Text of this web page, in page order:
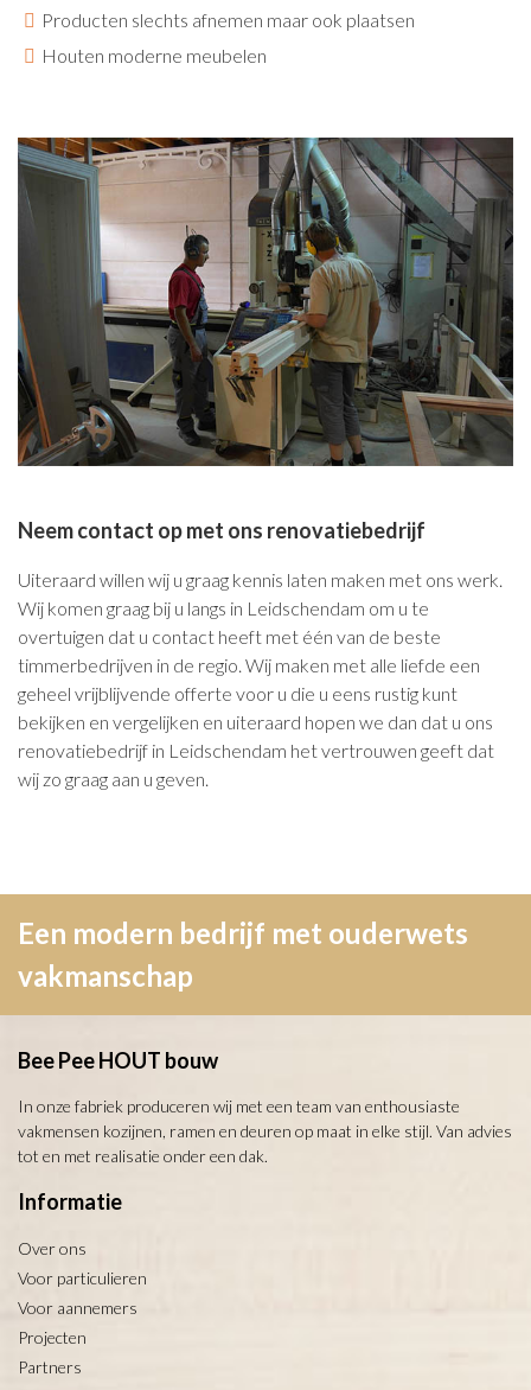
Producten slechts afnemen maar ook plaatsen
Houten moderne meubelen
Neem contact op met ons renovatiebedrijf
Uiteraard willen wij u graag kennis laten maken met ons werk.
Wij komen graag bij u langs in Leidschendam om u te
overtuigen dat u contact heeft met één van de beste
timmerbedrijven in de regio. Wij maken met alle liefde een
geheel vrijblijvende offerte voor u die u eens rustig kunt
bekijken en vergelijken en uiteraard hopen we dan dat u ons
renovatiebedrijf in Leidschendam het vertrouwen geeft dat
wij zo graag aan u geven.
Een modern bedrijf met ouderwets
vakmanschap
Bee Pee HOUT bouw
In onze fabriek produceren wij met een team van enthousiaste
vakmensen kozijnen, ramen en deuren op maat in elke stijl. Van advies
tot en met realisatie onder een dak.
Informatie
Over ons
Voor particulieren
Voor aannemers
Projecten
Partners